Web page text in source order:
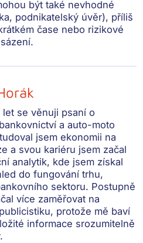
být také nevhodné
podnikatelský úvěr), příliš
čase nebo rizikové
se věnuji psaní o
a auto-moto
jsem ekonomii na
a svou kariéru jsem začal
analytik, kde jsem získal
do fungování trhu,
sektoru. Postupně
více zaměřovat na
protože mě baví
informace srozumitelně